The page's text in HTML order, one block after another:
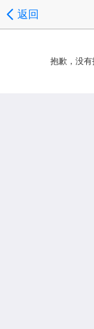
返回
抱歉，没有